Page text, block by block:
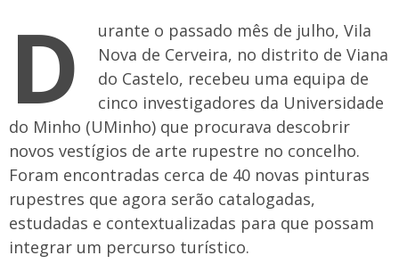
D
urante o passado mês de julho, Vila
Nova de Cerveira, no distrito de Viana
do Castelo, recebeu uma equipa de
cinco investigadores da Universidade
do Minho (UMinho) que procurava descobrir
novos vestígios de arte rupestre no concelho.
Foram encontradas cerca de 40 novas pinturas
rupestres que agora serão catalogadas,
estudadas e contextualizadas para que possam
integrar um percurso turístico.